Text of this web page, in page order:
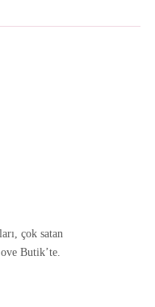
çok satan
Butik’te.